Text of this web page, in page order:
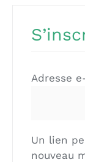
Adresse
Un lien
nouveau